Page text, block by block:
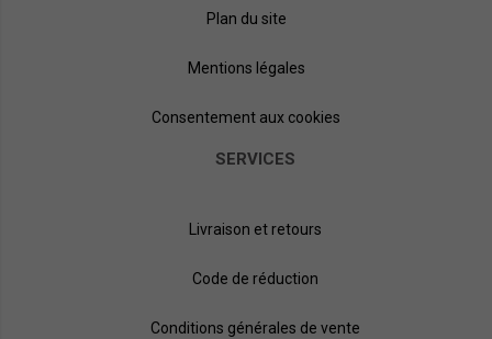
Plan du site
Mentions légales
Consentement aux cookies
SERVICES
Livraison et retours
Code de réduction
Conditions générales de vente